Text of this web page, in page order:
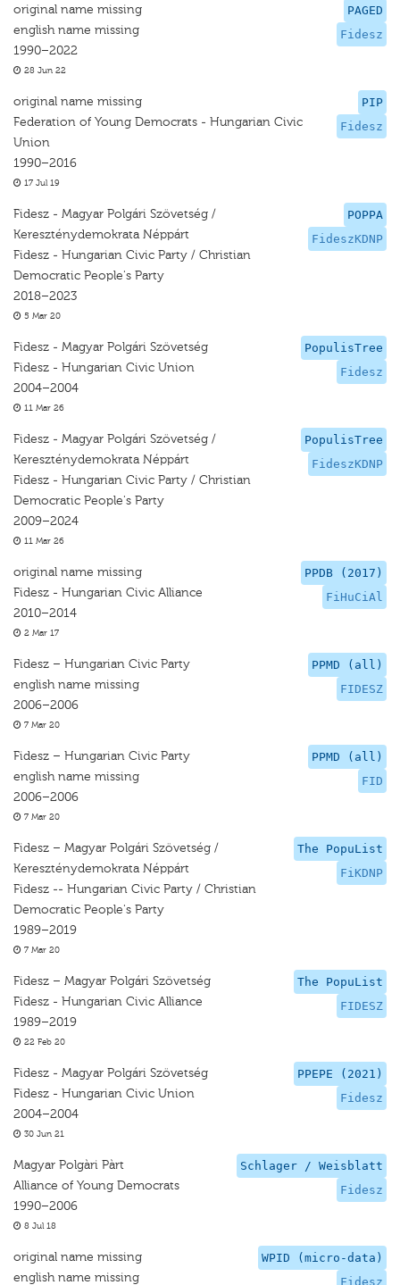
PAGED
Fidesz
original name missing
english name missing
1990–2022
28 Jun 22
PIP
Fidesz
original name missing
Federation of Young Democrats - Hungarian Civic
Union
1990–2016
17 Jul 19
POPPA
FideszKDNP
Fidesz - Magyar Polgári Szövetség /
Kereszténydemokrata Néppárt
Fidesz - Hungarian Civic Party / Christian
Democratic People's Party
2018–2023
5 Mar 20
PopulisTree
Fidesz
Fidesz - Magyar Polgári Szövetség
Fidesz - Hungarian Civic Union
2004–2004
11 Mar 26
PopulisTree
FideszKDNP
Fidesz - Magyar Polgári Szövetség /
Kereszténydemokrata Néppárt
Fidesz - Hungarian Civic Party / Christian
Democratic People's Party
2009–2024
11 Mar 26
PPDB (2017)
FiHuCiAl
original name missing
Fidesz - Hungarian Civic Alliance
2010–2014
2 Mar 17
PPMD (all)
FIDESZ
Fidesz – Hungarian Civic Party
english name missing
2006–2006
7 Mar 20
PPMD (all)
FID
Fidesz – Hungarian Civic Party
english name missing
2006–2006
7 Mar 20
The PopuList
FiKDNP
Fidesz – Magyar Polgári Szövetség /
Kereszténydemokrata Néppárt
Fidesz -- Hungarian Civic Party / Christian
Democratic People's Party
1989–2019
7 Mar 20
The PopuList
FIDESZ
Fidesz – Magyar Polgári Szövetség
Fidesz - Hungarian Civic Alliance
1989–2019
22 Feb 20
PPEPE (2021)
Fidesz
Fidesz - Magyar Polgári Szövetség
Fidesz - Hungarian Civic Union
2004–2004
30 Jun 21
Schlager / Weisblatt
Fidesz
Magyar Polgàri Pàrt
Alliance of Young Democrats
1990–2006
8 Jul 18
WPID (micro-data)
Fidesz
original name missing
english name missing